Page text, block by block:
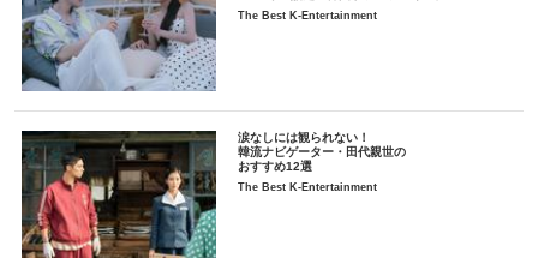
The Best K-Entertainment
涙なしには観られない！
韓流ナビゲーター・田代親世の
おすすめ12選
The Best K-Entertainment